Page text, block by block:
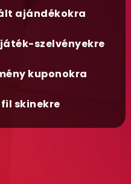
ajándékokra
szelvényekre
kuponokra
skinekre